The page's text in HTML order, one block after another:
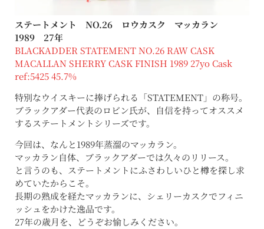
ステートメント NO.26 ロウカスク マッカラン
1989 27年
BLACKADDER STATEMENT NO.26 RAW CASK
MACALLAN SHERRY CASK FINISH 1989 27yo Cask
ref:5425 45.7%
特別なウイスキーに捧げられる「STATEMENT」の称号。
ブラックアダー代表のロビン氏が、自信を持ってオススメ
するステートメントシリーズです。
今回は、なんと1989年蒸溜のマッカラン。
マッカラン自体、ブラックアダーでは久々のリリース。
と言うのも、ステートメントにふさわしいひと樽を探し求
めていたからこそ。
長期の熟成を経たマッカランに、シェリーカスクでフィニ
ッシュをかけた逸品です。
27年の歳月を、どうぞお愉しみください。